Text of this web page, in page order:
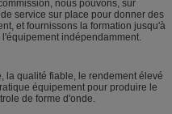
nous pouvons, sur
service sur place pour donner des
et fournissons la formation jusqu'à
indépendamment.
la qualité fiable, le rendement élevé
équipement pour produire le
de forme d'onde.